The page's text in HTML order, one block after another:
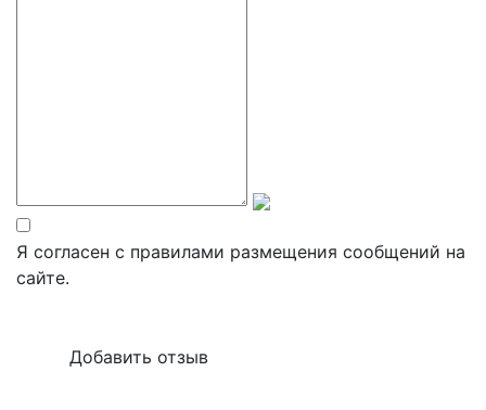
Я согласен с правилами размещения сообщений на
сайте.